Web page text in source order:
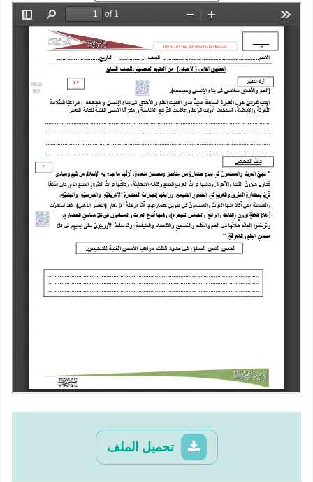
تحميل الملف